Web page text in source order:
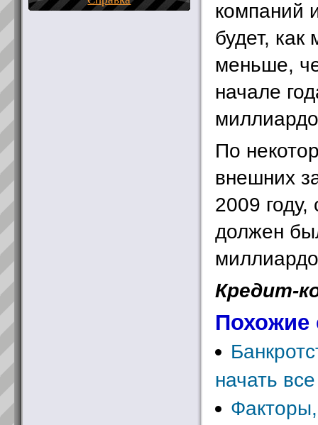
компаний
будет,
меньше,
начале
По
внешних
2009
должен
Кредит-
Похожие
начать